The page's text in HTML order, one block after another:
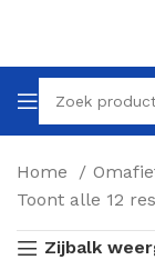
Home
Toont alle 12
Zijbalk